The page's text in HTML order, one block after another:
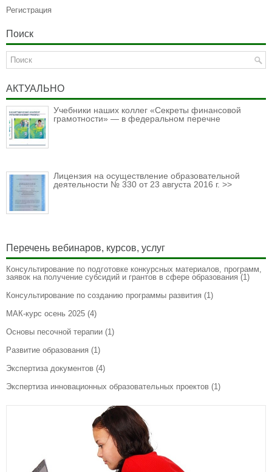
Регистрация
Поиск
АКТУАЛЬНО
Учебники наших коллег «Секреты финансовой
грамотности» — в федеральном перечне
Лицензия на осуществление образовательной
деятельности № 330 от 23 августа 2016 г. >>
Перечень вебинаров, курсов, услуг
Консультирование по подготовке конкурсных материалов, программ,
заявок на получение субсидий и грантов в сфере образования (1)
Консультирование по созданию программы развития (1)
МАК-курс осень 2025 (4)
Основы песочной терапии (1)
Развитие образования (1)
Экспертиза документов (4)
Экспертиза инновационных образовательных проектов (1)